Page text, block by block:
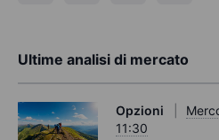
Ultime analisi di mercato
Opzioni
11:30